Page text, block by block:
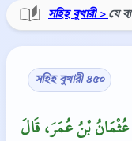
সহিহ বুখারী > যে
সহিহ বুখারী ৪৫০
بْنُ عُمَرَ، قَالَ